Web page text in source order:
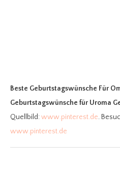
Beste Geburtstagswünsche Für
Geburtstagswünsche für Uroma
Quellbild:www.pinterest.de.
www.pinterest.de